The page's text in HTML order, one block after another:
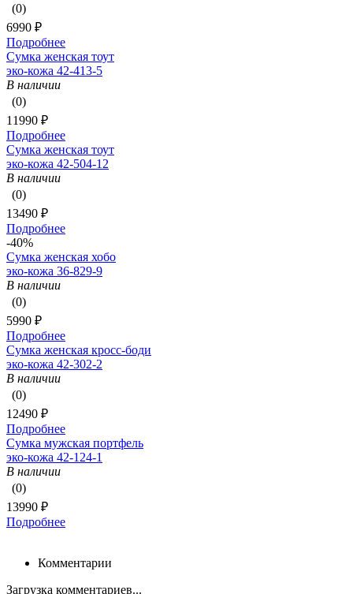
(0)
6990 ₽
Подробнее
Сумка женская тоут
эко-кожа 42-413-5
В наличии
(0)
11990 ₽
Подробнее
Сумка женская тоут
эко-кожа 42-504-12
В наличии
(0)
13490 ₽
Подробнее
-40%
Сумка женская хобо
эко-кожа 36-829-9
В наличии
(0)
5990 ₽
Подробнее
Сумка женская кросс-боди
эко-кожа 42-302-2
В наличии
(0)
12490 ₽
Подробнее
Сумка мужская портфель
эко-кожа 42-124-1
В наличии
(0)
13990 ₽
Подробнее
Комментарии
Загрузка комментариев...